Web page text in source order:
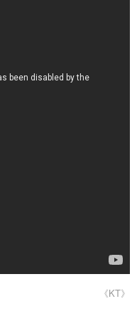
《KT》